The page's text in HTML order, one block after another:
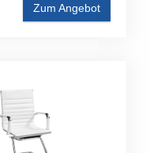
Zum Angebot